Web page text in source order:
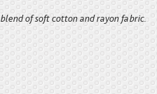
of soft cotton and rayon fabric.